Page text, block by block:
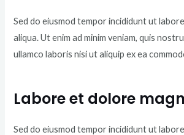
Sed do eiusmod tempor incididunt ut
aliqua. Ut enim ad minim veniam, quis
ullamco laboris nisi ut aliquip ex ea
Labore et dolore
Sed do eiusmod tempor incididunt ut